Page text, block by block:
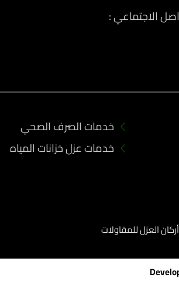
الاجتماعي :
خدمات الصرف الصحي
خدمات عزل خزانات المياه